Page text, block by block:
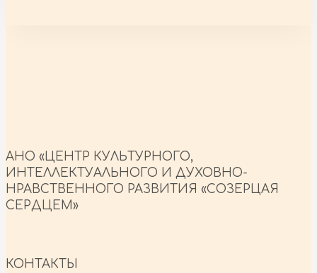
АНО «ЦЕНТР КУЛЬТУРНОГО,
ИНТЕЛЛЕКТУАЛЬНОГО И ДУХОВНО-
НРАВСТВЕННОГО РАЗВИТИЯ «СОЗЕРЦАЯ
СЕРДЦЕМ»
КОНТАКТЫ